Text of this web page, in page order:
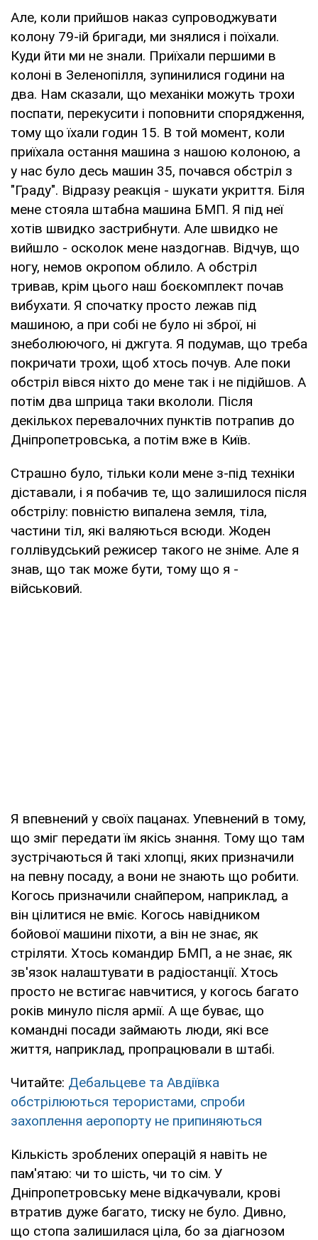
Але, коли прийшов наказ супроводжувати
колону 79-ій бригади, ми знялися і поїхали.
Куди йти ми не знали. Приїхали першими в
колоні в Зеленопілля, зупинилися години на
два. Нам сказали, що механіки можуть трохи
поспати, перекусити і поповнити спорядження,
тому що їхали годин 15. В той момент, коли
приїхала остання машина з нашою колоною, а
у нас було десь машин 35, почався обстріл з
"Граду". Відразу реакція - шукати укриття. Біля
мене стояла штабна машина БМП. Я під неї
хотів швидко застрибнути. Але швидко не
вийшло - осколок мене наздогнав. Відчув, що
ногу, немов окропом облило. А обстріл
тривав, крім цього наш боєкомплект почав
вибухати. Я спочатку просто лежав під
машиною, а при собі не було ні зброї, ні
знеболюючого, ні джгута. Я подумав, що треба
покричати трохи, щоб хтось почув. Але поки
обстріл вівся ніхто до мене так і не підійшов. А
потім два шприца таки вкололи. Після
декількох перевалочних пунктів потрапив до
Дніпропетровська, а потім вже в Київ.
Страшно було, тільки коли мене з-під техніки
діставали, і я побачив те, що залишилося після
обстрілу: повністю випалена земля, тіла,
частини тіл, які валяються всюди. Жоден
голлівудський режисер такого не зніме. Але я
знав, що так може бути, тому що я -
військовий.
Я впевнений у своїх пацанах. Упевнений в тому,
що зміг передати їм якісь знання. Тому що там
зустрічаються й такі хлопці, яких призначили
на певну посаду, а вони не знають що робити.
Когось призначили снайпером, наприклад, а
він цілитися не вміє. Когось навідником
бойової машини піхоти, а він не знає, як
стріляти. Хтось командир БМП, а не знає, як
зв'язок налаштувати в радіостанції. Хтось
просто не встигає навчитися, у когось багато
років минуло після армії. А ще буває, що
командні посади займають люди, які все
життя, наприклад, пропрацювали в штабі.
Читайте: Дебальцеве та Авдіївка
обстрілюються терористами, спроби
захоплення аеропорту не припиняються
Кількість зроблених операцій я навіть не
пам'ятаю: чи то шість, чи то сім. У
Дніпропетровську мене відкачували, крові
втратив дуже багато, тиску не було. Дивно,
що стопа залишилася ціла, бо за діагнозом